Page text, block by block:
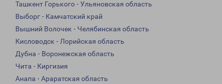
Ташкент Горького - Ульяновская область
Выборг - Камчатский край
Вышний Волочек - Челябинская область
Кисловодск - Лорийская область
Дубна - Воронежская область
Чита - Киргизия
Анапа - Араратская область